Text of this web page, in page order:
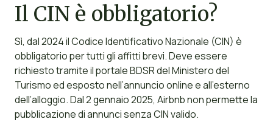
Il CIN è obbligatorio?
Sì, dal 2024 il Codice Identificativo Nazionale (CIN) è
obbligatorio per tutti gli affitti brevi. Deve essere
richiesto tramite il portale BDSR del Ministero del
Turismo ed esposto nell’annuncio online e all’esterno
dell’alloggio. Dal 2 gennaio 2025, Airbnb non permette la
pubblicazione di annunci senza CIN valido.